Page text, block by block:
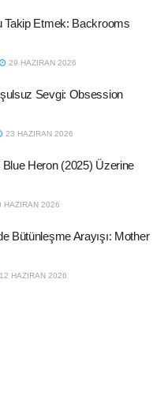
Takip Etmek: Backrooms
29 HAZIRAN 2026
Sevgi: Obsession
23 HAZIRAN 2026
Heron (2025) Üzerine
HAZIRAN 2026
Bütünleşme Arayışı: Mother
12 HAZIRAN 2026